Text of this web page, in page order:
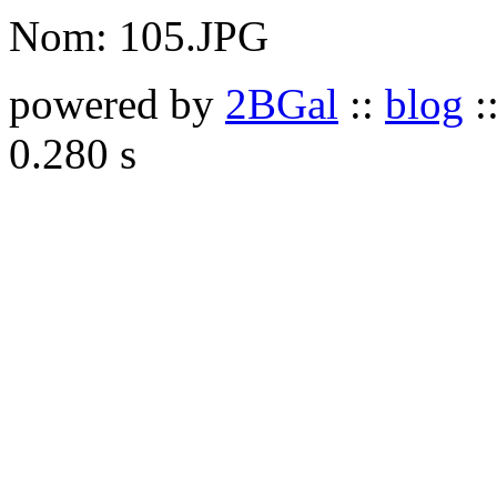
Nom: 105.JPG
powered by 2BGal :: blog
0.280 s